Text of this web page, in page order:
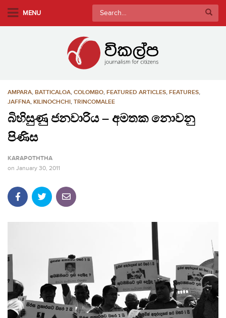
MENU
Search
for:
AMPARA, BATTICALOA, COLOMBO, FEATURED ARTICLES, FEATURES,
JAFFNA, KILINOCHCHI, TRINCOMALEE
බිහිසුණු ජනවාරිය – අමතක නොවනු
පිණිස
KARAPOTHTHA
on January 30, 2011